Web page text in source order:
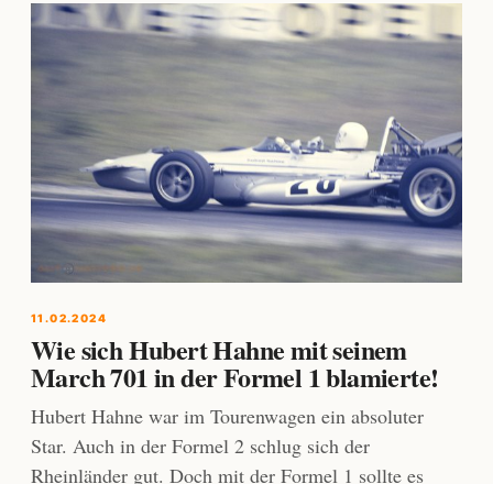
11.02.2024
Wie sich Hubert Hahne mit seinem
March 701 in der Formel 1 blamierte!
Hubert Hahne war im Tourenwagen ein absoluter
Star. Auch in der Formel 2 schlug sich der
Rheinländer gut. Doch mit der Formel 1 sollte es